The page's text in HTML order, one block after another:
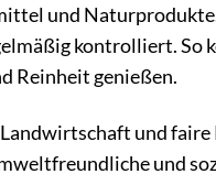
und
kontrolliert. So
Reinheit genießen.
und
und